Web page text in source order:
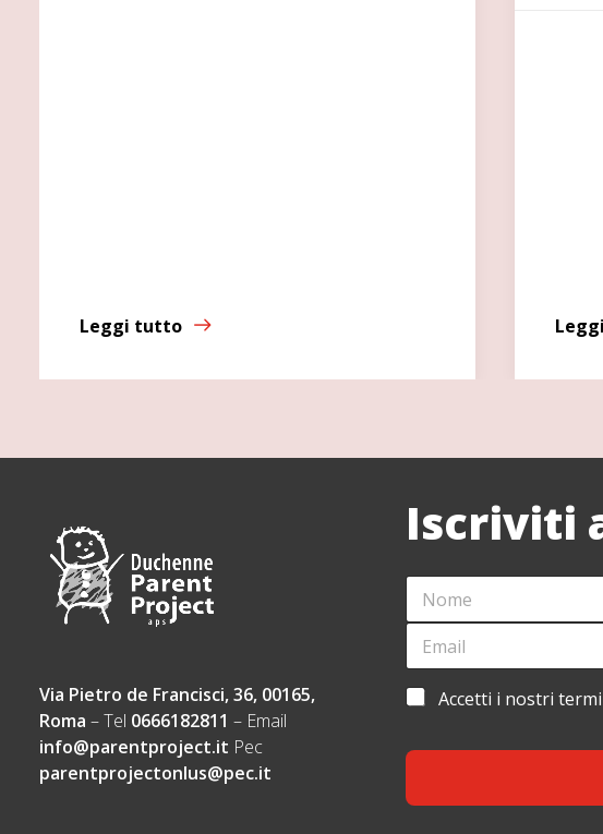
Leggi tutto
Via Pietro de Francisci, 36, 00165,
Roma – Tel 0666182811 – Email
info@parentproject.it Pec
parentprojectonlus@pec.it
Iscriviti
*
N
M
N
M
*
E
A
I
L
A
E
T
Accetti i nostri